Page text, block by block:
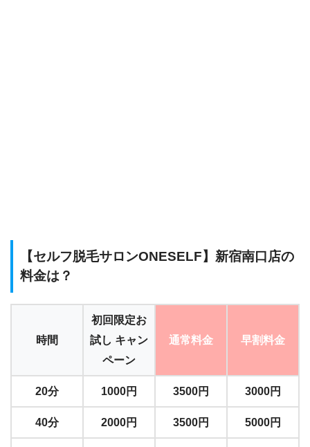
【セルフ脱毛サロンONESELF】新宿南口店の
料金は？
時間
初回限定お
試し キャン
ペーン
通常料金 早割料金
20分 1000円 3500円 3000円
40分 2000円 3500円 5000円